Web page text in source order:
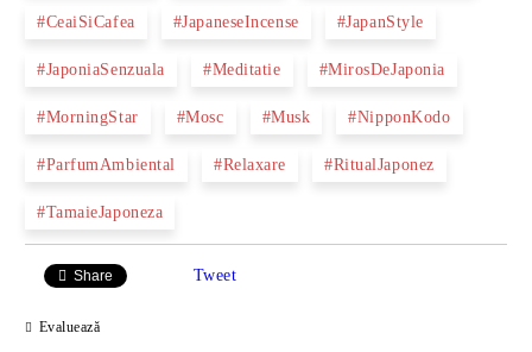
#CeaiSiCafea #JapaneseIncense #JapanStyle
#JaponiaSenzuala #Meditatie #MirosDeJaponia
#MorningStar #Mosc #Musk #NipponKodo
#ParfumAmbiental #Relaxare #RitualJaponez
#TamaieJaponeza
Share Tweet
Evaluează